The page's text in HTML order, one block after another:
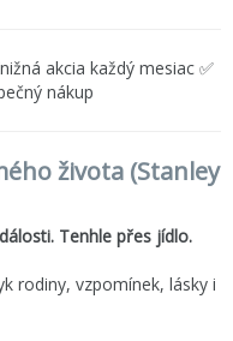
akcia každý mesiac ✅
nákup
života (Stanley
Tenhle přes jídlo.
rodiny, vzpomínek, lásky i